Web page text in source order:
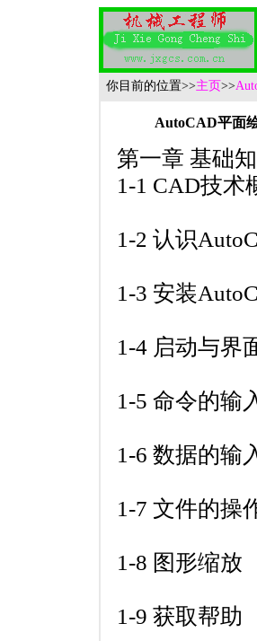
你目前的位置>>主页>>
AutoCAD平面
第一章 基础
1-1 CAD技术
1-2 认识
1-3 安装
1-4 启动与界
1-5 命令的输
1-6 数据的输
1-7 文件的操
1-8 图形缩放
1-9 获取帮助